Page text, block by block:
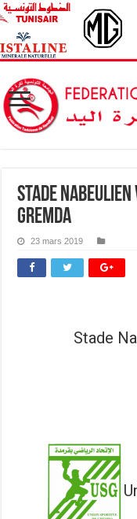
Stade
Gremda
23 mars 2019
Stade